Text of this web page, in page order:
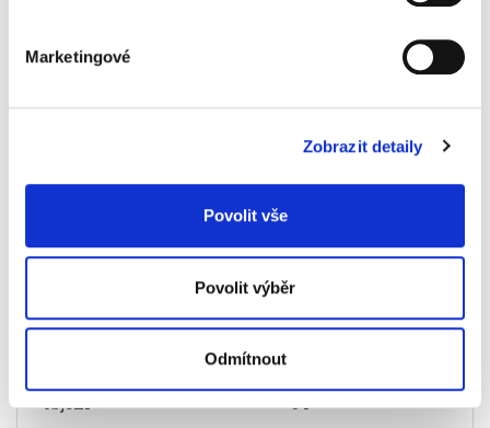
Marketingové
Zobrazit detaily
Povolit vše
Povolit výběr
Odmítnout
odstraňuje špínu a vodní kámen
velmi účinný antibakteriální účinek
objem 5 l
Prostředek čisticí Fixinela na WC, 5 l,
neparfémovaný
389 Kč
Specifikace produktu
objem
5 l